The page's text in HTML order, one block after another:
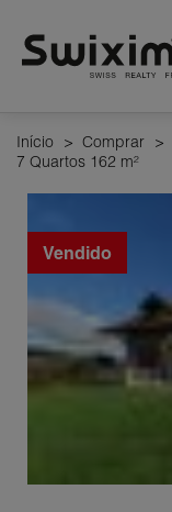
Início > Comprar >
7 Quartos 162 m²
Vendido